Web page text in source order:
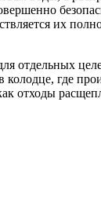
их
отдельных
где
отходы